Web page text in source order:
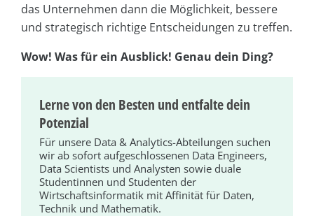
das Unternehmen dann die Möglichkeit, bessere
und strategisch richtige Entscheidungen zu treffen.
Wow! Was für ein Ausblick! Genau dein Ding?
Lerne von den Besten und entfalte dein
Potenzial
Für unsere Data & Analytics-Abteilungen suchen
wir ab sofort aufgeschlossenen Data Engineers,
Data Scientists und Analysten sowie duale
Studentinnen und Studenten der
Wirtschaftsinformatik mit Affinität für Daten,
Technik und Mathematik.